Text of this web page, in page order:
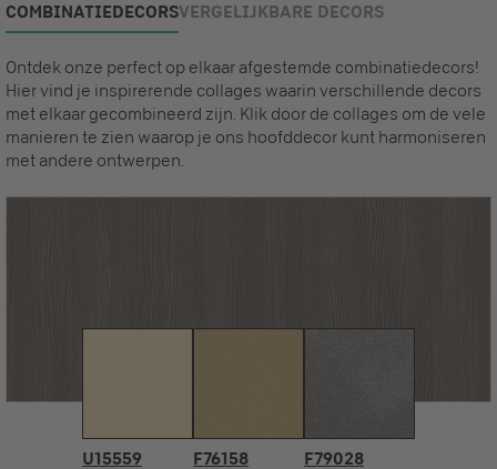
COMBINATIEDECORSVERGELIJKBARE DECORS
Ontdek onze perfect op elkaar afgestemde combinatiedecors!
Hier vind je inspirerende collages waarin verschillende decors
met elkaar gecombineerd zijn. Klik door de collages om de vele
manieren te zien waarop je ons hoofddecor kunt harmoniseren
met andere ontwerpen.
U15559 F76158 F79028